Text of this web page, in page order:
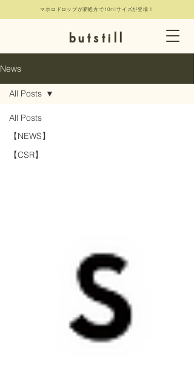
マホロドロップが新処方で10mlサイズが登場！
butstill
News
All Posts
【NEWS】
【CSR】
All Posts